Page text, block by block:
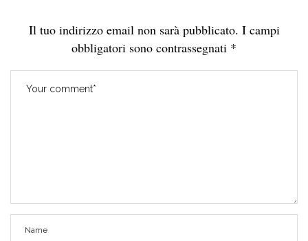
Il tuo indirizzo email non sarà pubblicato. I campi
obbligatori sono contrassegnati *